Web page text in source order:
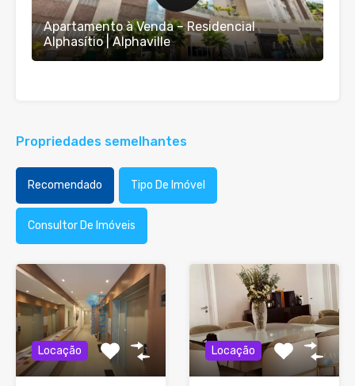
Apartamento à Venda – Residencial
Alphasítio | Alphaville
Propriedades semelhantes
Recomendado Tipo De Imóvel
Consultor De Imóveis
Locação Locação